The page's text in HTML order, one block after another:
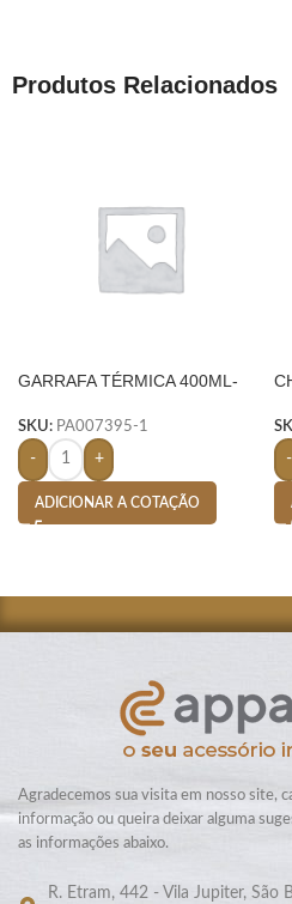
Produtos Relacionados
GARRAFA TÉRMICA 400ML-
SKU: PA007395-1
- +
ADICIONAR A COTAÇÃO
-
Agradecemos sua visita em nosso site,
informação ou queira deixar alguma
as informações abaixo.
R. Etram, 442 - Vila Jupiter, São